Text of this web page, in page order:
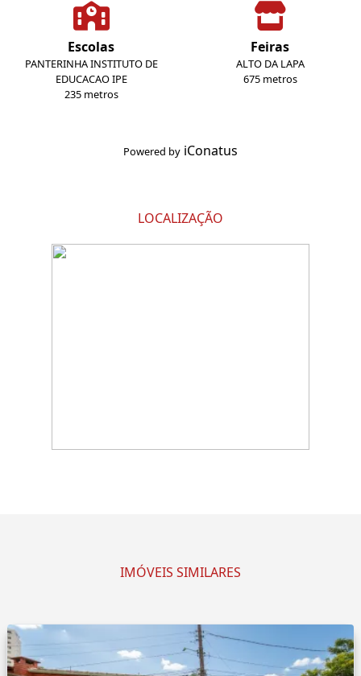
Escolas
PANTERINHA INSTITUTO DE
EDUCACAO IPE
235 metros
Feiras
ALTO DA LAPA
675 metros
Powered by iConatus
LOCALIZAÇÃO
IMÓVEIS SIMILARES